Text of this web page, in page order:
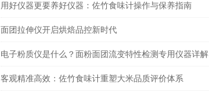
用好仪器更要养好仪器：佐竹食味计操作与保养指南
面团拉伸仪开启烘焙品控新时代
电子粉质仪是什么？面粉面团流变特性检测专用仪器详解
客观精准高效：佐竹食味计重塑大米品质评价体系